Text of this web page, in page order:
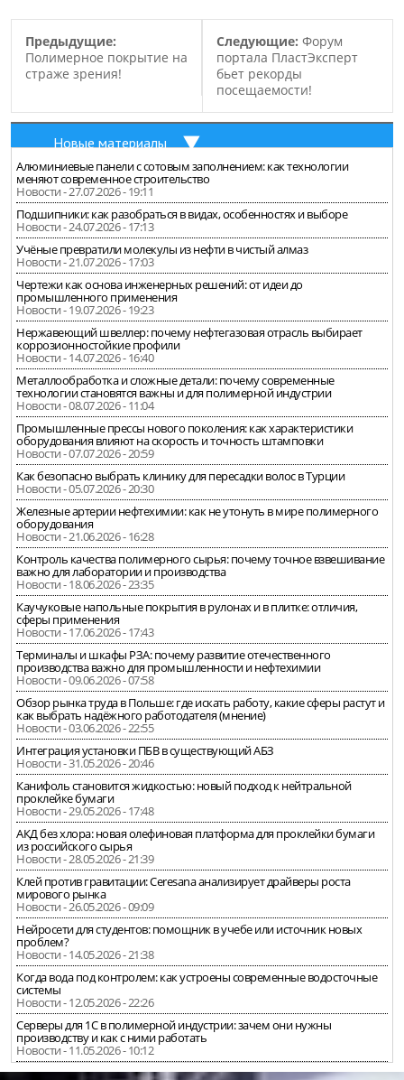
Предыдущие:
Полимерное покрытие на
страже зрения!
Следующие: Форум
портала ПластЭксперт
бьет рекорды
посещаемости!
Новые материалы
Алюминиевые панели с сотовым заполнением: как технологии
меняют современное строительство
Новости - 27.07.2026 - 19:11
Подшипники: как разобраться в видах, особенностях и выборе
Новости - 24.07.2026 - 17:13
Учёные превратили молекулы из нефти в чистый алмаз
Новости - 21.07.2026 - 17:03
Чертежи как основа инженерных решений: от идеи до
промышленного применения
Новости - 19.07.2026 - 19:23
Нержавеющий швеллер: почему нефтегазовая отрасль выбирает
коррозионностойкие профили
Новости - 14.07.2026 - 16:40
Металлообработка и сложные детали: почему современные
технологии становятся важны и для полимерной индустрии
Новости - 08.07.2026 - 11:04
Промышленные прессы нового поколения: как характеристики
оборудования влияют на скорость и точность штамповки
Новости - 07.07.2026 - 20:59
Как безопасно выбрать клинику для пересадки волос в Турции
Новости - 05.07.2026 - 20:30
Железные артерии нефтехимии: как не утонуть в мире полимерного
оборудования
Новости - 21.06.2026 - 16:28
Контроль качества полимерного сырья: почему точное взвешивание
важно для лаборатории и производства
Новости - 18.06.2026 - 23:35
Каучуковые напольные покрытия в рулонах и в плитке: отличия,
сферы применения
Новости - 17.06.2026 - 17:43
Терминалы и шкафы РЗА: почему развитие отечественного
производства важно для промышленности и нефтехимии
Новости - 09.06.2026 - 07:58
Обзор рынка труда в Польше: где искать работу, какие сферы растут и
как выбрать надёжного работодателя (мнение)
Новости - 03.06.2026 - 22:55
Интеграция установки ПБВ в существующий АБЗ
Новости - 31.05.2026 - 20:46
Канифоль становится жидкостью: новый подход к нейтральной
проклейке бумаги
Новости - 29.05.2026 - 17:48
АКД без хлора: новая олефиновая платформа для проклейки бумаги
из российского сырья
Новости - 28.05.2026 - 21:39
Клей против гравитации: Ceresana анализирует драйверы роста
мирового рынка
Новости - 26.05.2026 - 09:09
Нейросети для студентов: помощник в учебе или источник новых
проблем?
Новости - 14.05.2026 - 21:38
Когда вода под контролем: как устроены современные водосточные
системы
Новости - 12.05.2026 - 22:26
Серверы для 1С в полимерной индустрии: зачем они нужны
производству и как с ними работать
Новости - 11.05.2026 - 10:12